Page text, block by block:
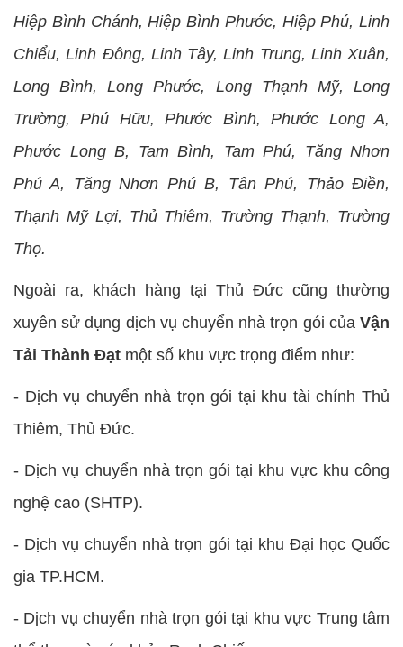
Hiệp Bình Chánh, Hiệp Bình Phước, Hiệp Phú, Linh
Chiểu, Linh Đông, Linh Tây, Linh Trung, Linh Xuân,
Long Bình, Long Phước, Long Thạnh Mỹ, Long
Trường, Phú Hữu, Phước Bình, Phước Long A,
Phước Long B, Tam Bình, Tam Phú, Tăng Nhơn
Phú A, Tăng Nhơn Phú B, Tân Phú, Thảo Điền,
Thạnh Mỹ Lợi, Thủ Thiêm, Trường Thạnh, Trường
Thọ.
Ngoài ra, khách hàng tại Thủ Đức cũng thường
xuyên sử dụng dịch vụ chuyển nhà trọn gói của Vận
Tải Thành Đạt một số khu vực trọng điểm như:
- Dịch vụ chuyển nhà trọn gói tại khu tài chính Thủ
Thiêm, Thủ Đức.
- Dịch vụ chuyển nhà trọn gói tại khu vực khu công
nghệ cao (SHTP).
- Dịch vụ chuyển nhà trọn gói tại khu Đại học Quốc
gia TP.HCM.
- Dịch vụ chuyển nhà trọn gói tại khu vực Trung tâm